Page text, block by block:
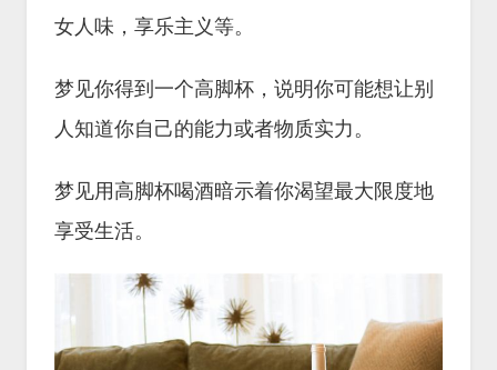
女人味，享乐主义等。
梦见你得到一个高脚杯，说明你可能想让别
人知道你自己的能力或者物质实力。
梦见用高脚杯喝酒暗示着你渴望最大限度地
享受生活。